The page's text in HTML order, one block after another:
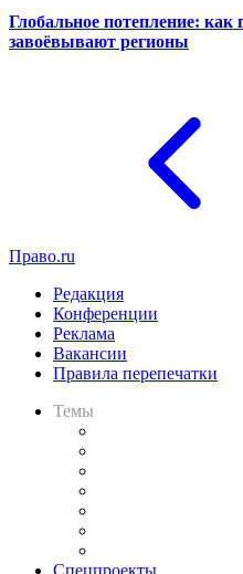
Глобальное потепление: как
завоёвывают регионы
Право.ru
Редакция
Конференции
Реклама
Вакансии
Правила перепечатки
Темы
Спецпроекты